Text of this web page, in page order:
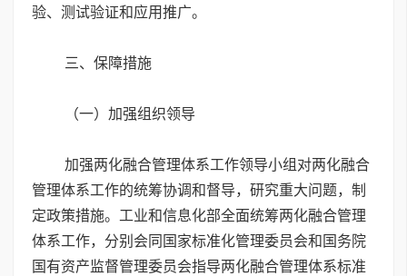
验、测试验证和应用推广。
三、保障措施
（一）加强组织领导
加强两化融合管理体系工作领导小组对两化融合
管理体系工作的统筹协调和督导，研究重大问题，制
定政策措施。工业和信息化部全面统筹两化融合管理
体系工作，分别会同国家标准化管理委员会和国务院
国有资产监督管理委员会指导两化融合管理体系标准